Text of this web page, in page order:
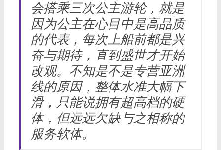
会搭乘三次公主游轮，就是
因为公主在心目中是高品质
的代表，每次上船前都是兴
奋与期待，直到盛世才开始
改观。不知是不是专营亚洲
线的原因，整体水准大幅下
滑，只能说拥有超高档的硬
体，但远远欠缺与之相称的
服务软体。